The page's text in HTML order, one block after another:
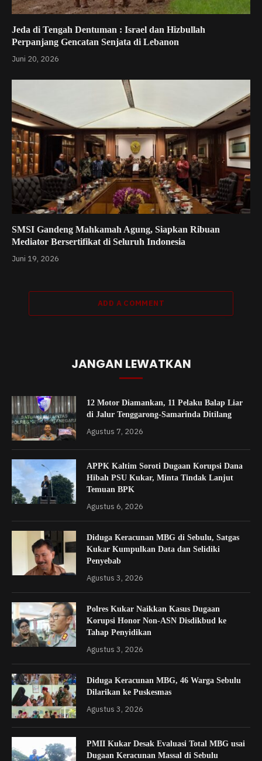
Jeda di Tengah Dentuman : Israel dan Hizbullah
Perpanjang Gencatan Senjata di Lebanon
Juni 20, 2026
SMSI Gandeng Mahkamah Agung, Siapkan Ribuan
Mediator Bersertifikat di Seluruh Indonesia
Juni 19, 2026
ADD A COMMENT
JANGAN LEWATKAN
12 Motor Diamankan, 11 Pelaku Balap Liar
di Jalur Tenggarong-Samarinda Ditilang
Agustus 7, 2026
APPK Kaltim Soroti Dugaan Korupsi Dana
Hibah PSU Kukar, Minta Tindak Lanjut
Temuan BPK
Agustus 6, 2026
Diduga Keracunan MBG di Sebulu, Satgas
Kukar Kumpulkan Data dan Selidiki
Penyebab
Agustus 3, 2026
Polres Kukar Naikkan Kasus Dugaan
Korupsi Honor Non-ASN Disdikbud ke
Tahap Penyidikan
Agustus 3, 2026
Diduga Keracunan MBG, 46 Warga Sebulu
Dilarikan ke Puskesmas
Agustus 3, 2026
PMII Kukar Desak Evaluasi Total MBG usai
Dugaan Keracunan Massal di Sebulu